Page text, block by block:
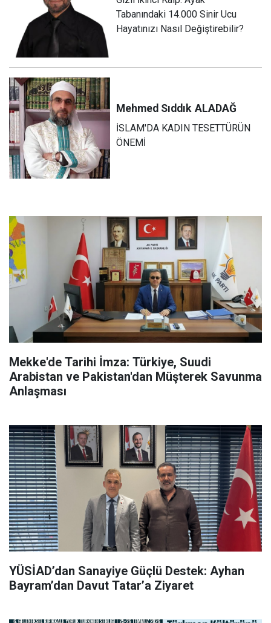
Tabanındaki 14.000 Sinir Ucu
Hayatınızı Nasıl Değiştirebilir?
Mehmed Sıddık ALADAĞ
İSLAM'DA KADIN TESETTÜRÜN
ÖNEMİ
Mekke'de Tarihi İmza: Türkiye, Suudi
Arabistan ve Pakistan'dan Müşterek Savunma
Anlaşması
YÜSİAD’dan Sanayiye Güçlü Destek: Ayhan
Bayram’dan Davut Tatar’a Ziyaret